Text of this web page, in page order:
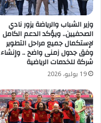
وزير الشباب والرياضة يزور نادي
الصحفيين.. ويؤكد الدعم الكامل
لإستكمال جميع مراحل التطوير
وفق جدول زمنى واضح .. وإنشاء
شركة للخدمات الرياضية
19 يوليو، 2026